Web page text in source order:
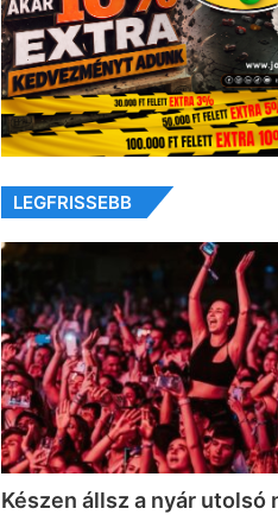
LEGFRISSEBB
Készen állsz a nyár utolsó